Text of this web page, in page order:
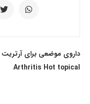
داروی موضعی برای
Arthritis Hot topical